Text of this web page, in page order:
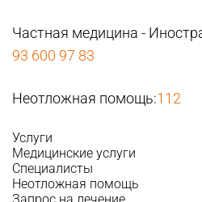
Частная медицина -
93 600 97 83
Неотложная помощь:112
Услуги
Медицинские услуги
Специалисты
Неотложная помощь